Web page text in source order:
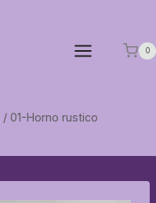
0
/ 01-Horno rustico